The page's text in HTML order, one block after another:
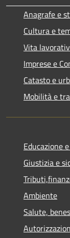
Anagrafe e
Cultura e
Vita
Imprese e
Catasto e
Mobilità e
Educazione
Giustizia e
Ambiente
Salute,